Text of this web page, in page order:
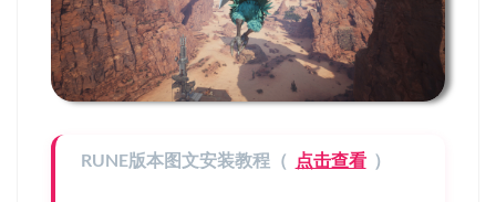
RUNE版本图文安装教程（ 点击查看 ）